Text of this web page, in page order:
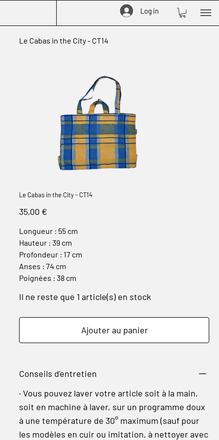
Log in
Le Cabas in the City - CT14
Le Cabas in the City - CT14
35,00 €
Longueur : 55 cm
Hauteur : 39 cm
Profondeur : 17 cm
Anses : 74 cm
Poignées : 38 cm
Il ne reste que 1 article(s) en stock
Ajouter au panier
Conseils d'entretien
· Vous pouvez laver votre article soit à la main,
soit en machine à laver, sur un programme doux
à une température de 30° maximum (sauf pour
les modèles en cuir ou imitation, à nettoyer avec